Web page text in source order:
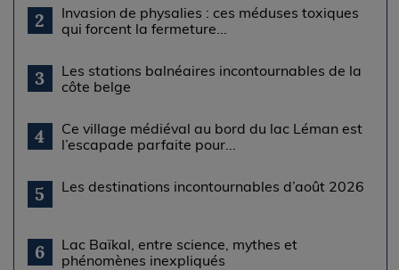
2
Invasion de physalies : ces méduses toxiques
qui forcent la fermeture...
3
Les stations balnéaires incontournables de la
côte belge
4
Ce village médiéval au bord du lac Léman est
l’escapade parfaite pour...
5 Les destinations incontournables d’août 2026
6
Lac Baïkal, entre science, mythes et
phénomènes inexpliqués